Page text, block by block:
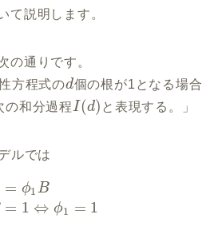
て説明します。
の通りです。
方程式のd個の根が1となる場合
の和分過程I (d) と表現する。」
ルでは
=
=
ϕ1B
1 ⇔ ϕ1 = 1